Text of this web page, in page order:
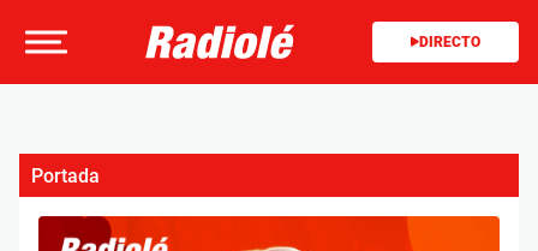
DIRECTO
Portada